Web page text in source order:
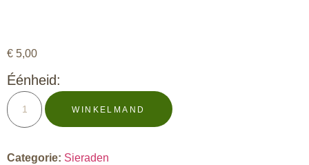
€ 5,00
Éénheid:
WINKELMAND
Categorie: Sieraden